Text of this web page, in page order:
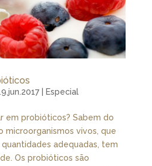
| Especial
em probióticos? Sabem do
microorganismos vivos, que
adequadas, tem
Os probióticos são